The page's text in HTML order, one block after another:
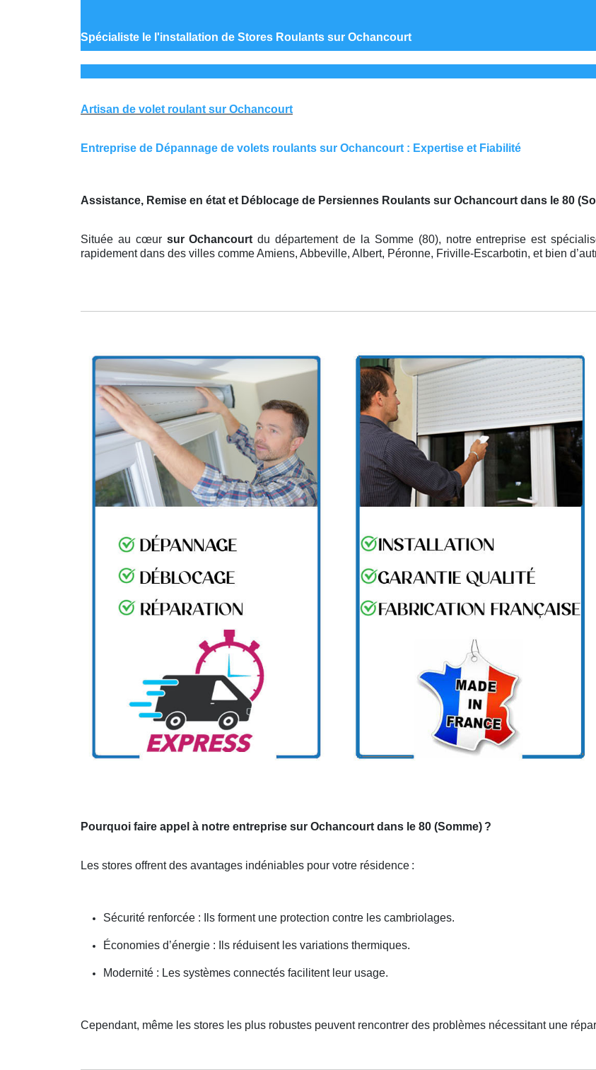
Spécialiste le l'installation de Stores Roulants sur Ochancourt
Artisan de volet roulant sur Ochancourt
Entreprise de Dépannage de volets roulants sur Ochancourt : Expertise et Fiabilité
Assistance, Remise en état et Déblocage de Persiennes Roulants sur Ochancourt dans le 80
Située au cœur sur Ochancourtdu département de la Somme (80), notre entreprise est
rapidement dans des villes comme Amiens, Abbeville, Albert, Péronne, Friville-Escarbotin, et bien
Pourquoi faire appel à notre entreprise sur Ochancourt dans le 80 (Somme) ?
Les stores offrent des avantages indéniables pour votre résidence :
Sécurité renforcée : Ils forment une protection contre les cambriolages.
Économies d’énergie : Ils réduisent les variations thermiques.
Modernité : Les systèmes connectés facilitent leur usage.
Cependant, même les stores les plus robustes peuvent rencontrer des problèmes nécessitant une